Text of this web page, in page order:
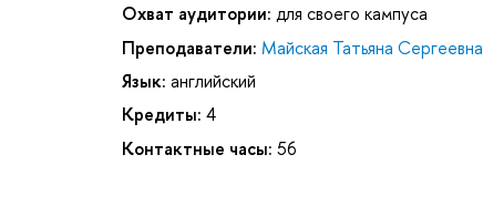
Охват аудитории: для своего кампуса
Преподаватели: Майская Татьяна Сергеевна
Язык: английский
Кредиты: 4
Контактные часы: 56